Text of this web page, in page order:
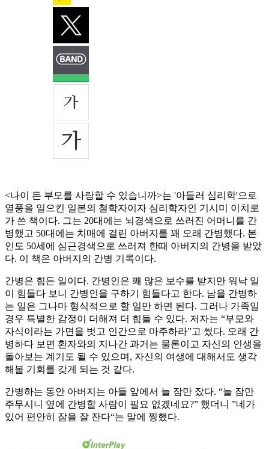
<나이 든 부모를 사랑할 수 있습니까>는 '아들러 심리학'으로
열풍을 일으킨 일본의 철학자이자 심리학자인 기시미 이치로
가 쓴 책이다. 그는 20대에는 뇌경색으로 쓰러진 어머니를 간
병했고 50대에는 치매에 걸린 아버지를 꽤 오래 간병했다. 본
인도 50세에 심근경색으로 쓰러져 한때 아버지의 간병을 받았
다. 이 책은 아버지의 간병 기록이다.
간병은 힘든 일이다. 간병인은 꽤 많은 보수를 받지만 워낙 일
이 힘들다 보니 간병인을 구하기 힘들다고 한다. 남을 간병하
는 일은 그나마 형식적으로 할 일만 하면 된다. 그러나 가족일
경우 특별한 감정이 더해져 더 힘들 수 있다. 저자는 “부모와
자식이라는 가면을 벗고 인간으로 마주하라”고 썼다. 오래 간
병하다 보면 환자와의 지나간 과거는 물론이고 자신의 인생을
돌아보는 계기도 될 수 있으며, 자신의 여생에 대해서도 생각
해볼 기회를 갖게 되는 것 같다.
간병하는 동안 아버지는 아들 앞에서 늘 잠만 잤다. “늘 잠만
주무시니 옆에 간병할 사람이 필요 없겠네요?” 했더니 ”네가
있어 편안히 잠을 잘 잔다“는 말에 찡했다.